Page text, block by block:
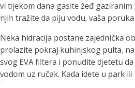
vi tijekom dana gasite žeđ gaziranim
njih tražite da piju vodu, vaša
Neka hidracija postane zajednička
prolazite pokraj kuhinjskog pulta,
svog EVA filtera i ponudite djetetu
vodom uz ručak. Kada idete u park